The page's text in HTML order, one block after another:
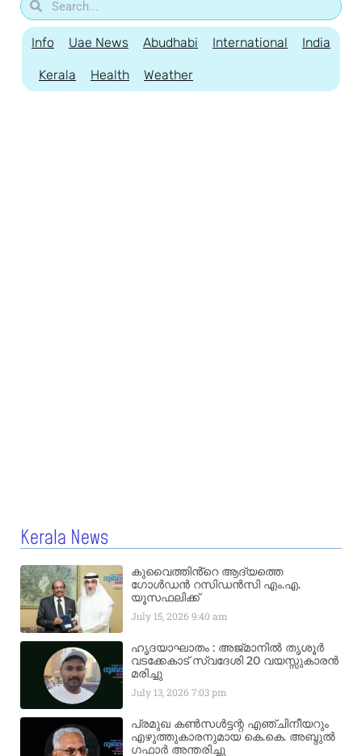
Info Uae News Abudhabi International India
Kerala Health Weather
Kerala News
കുവൈത്തിൻ്റെ ആദ്യത്തെ
ഗോൾഡൻ റസിഡൻസി എം.എ.
യൂസഫലിക്ക്
July 15, 20269:40 am
ഹൃദയാഘാതം : അജ്​മാനിൽ തൃശൂർ
വടക്കേകാട് സ്വദേശി 20 വയസ്സുകാരൻ
മരിച്ചു
July 13, 20267:03 pm
പ്രമുഖ കൺസൾട്ടന്റ എഞ്ചിനീയറും
എഴുത്തുകാരനുമായ കെ.കെ. അബ്ദുൽ
ഗഫാർ അന്തരിച്ചു